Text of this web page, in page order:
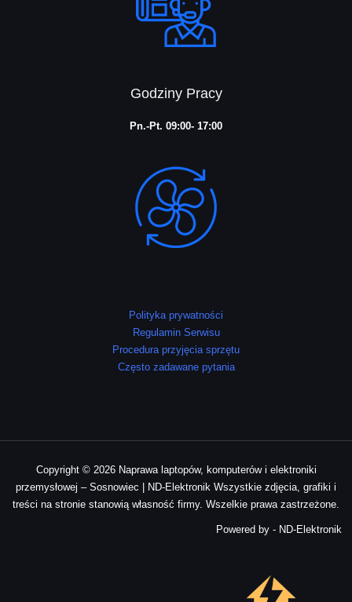
Godziny Pracy
Pn.-Pt. 09:00- 17:00
Polityka prywatności
Regulamin Serwisu
Procedura przyjęcia sprzętu
Często zadawane pytania
Copyright © 2026 Naprawa laptopów, komputerów i elektroniki
przemysłowej – Sosnowiec | ND-Elektronik Wszystkie zdjęcia, grafiki i
treści na stronie stanowią własność firmy. Wszelkie prawa zastrzeżone.
Powered by - ND-Elektronik